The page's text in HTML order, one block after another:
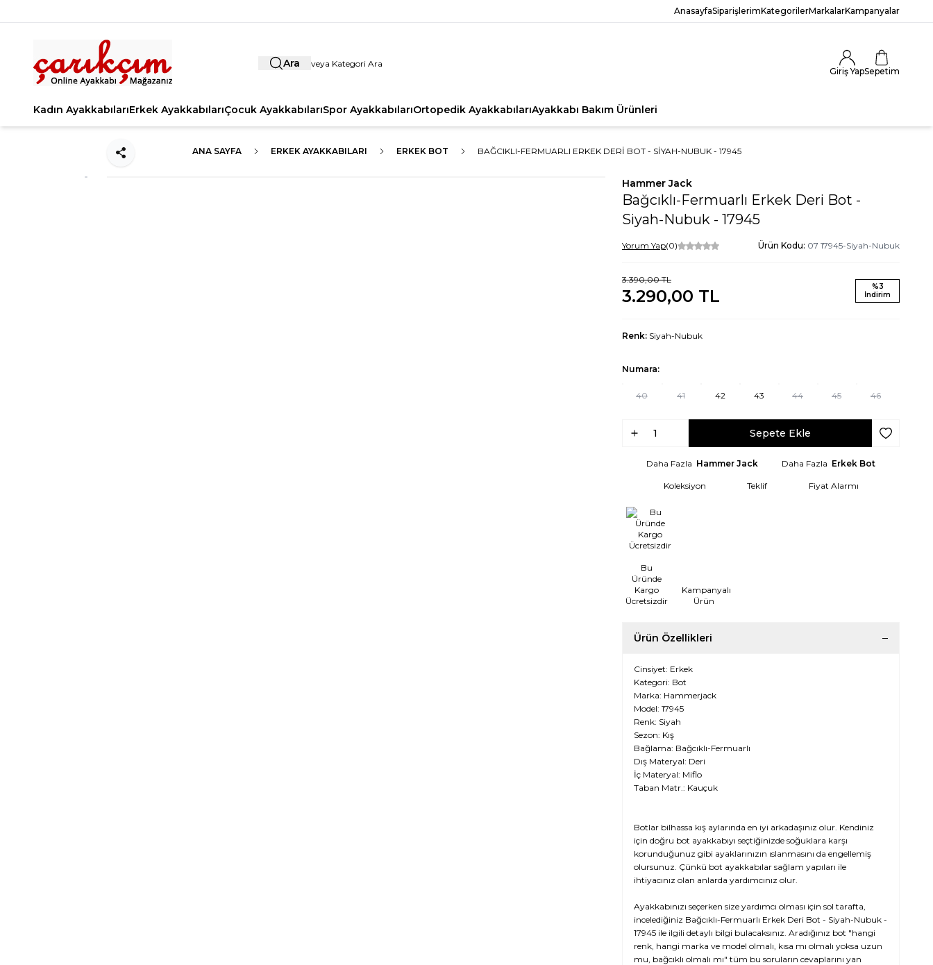
AnasayfaSiparişlerimKategorilerMarkalarKampanyalar
Ara
Giriş YapSepetim
Kadın AyakkabılarıErkek AyakkabılarıÇocuk AyakkabılarıSpor AyakkabılarıOrtopedik AyakkabılarıAyakkabı Bakım Ürünleri
ANA SAYFA ERKEK AYAKKABILARI ERKEK BOT BAĞCIKLI-FERMUARLI ERKEK DERI BOT - SIYAH-NUBUK - 17945
Paylaş
Hammer Jack
Bağcıklı-Fermuarlı Erkek Deri Bot -
Siyah-Nubuk - 17945
Yorum Yap(0) Ürün Kodu: 07 17945-Siyah-Nubuk
3.390,00TL
3.290,00 TL %3
İndirim
Renk: Siyah-Nubuk
Numara:
40 41 42 43 44 45 46
Sepete Ekle Favoriye
Daha Fazla Hammer Jack Daha Fazla Erkek Bot
Koleksiyon Teklif Fiyat Alarmı
Bu
Üründe
Kargo
Ücretsizdir
Kampanyalı
Ürün
Ürün Özellikleri
Cinsiyet: Erkek
Kategori: Bot
Marka: Hammerjack
Model: 17945
Renk: Siyah
Sezon: Kış
Bağlama: Bağcıklı-Fermuarlı
Dış Materyal: Deri
İç Materyal: Miflo
Taban Matr.: Kauçuk
Botlar bilhassa kış aylarında en iyi arkadaşınız olur. Kendiniz
için doğru bot ayakkabıyı seçtiğinizde soğuklara karşı
korunduğunuz gibi ayaklarınızın ıslanmasını da engellemiş
olursunuz. Çünkü bot ayakkabılar sağlam yapıları ile
ihtiyacınız olan anlarda yardımcınız olur.
Ayakkabınızı seçerken size yardımcı olması için sol tarafta,
incelediğiniz Bağcıklı-Fermuarlı Erkek Deri Bot - Siyah-Nubuk -
17945 ile ilgili detaylı bilgi bulacaksınız. Aradığınız bot "hangi
renk, hangi marka ve model olmalı, kısa mı olmalı yoksa uzun
mu, bağcıklı olmalı mı" tüm bu soruların cevaplarını yan